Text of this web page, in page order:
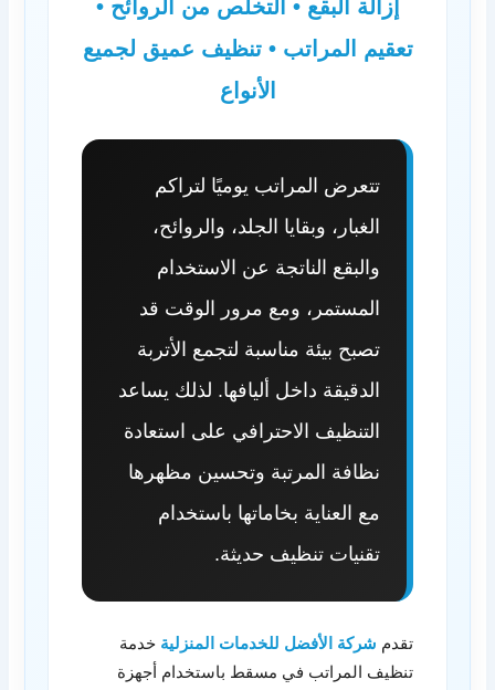
إزالة البقع • التخلص من الروائح •
تعقيم المراتب • تنظيف عميق لجميع
الأنواع
تتعرض المراتب يوميًا لتراكم
الغبار، وبقايا الجلد، والروائح،
والبقع الناتجة عن الاستخدام
المستمر، ومع مرور الوقت قد
تصبح بيئة مناسبة لتجمع الأتربة
الدقيقة داخل أليافها. لذلك يساعد
التنظيف الاحترافي على استعادة
نظافة المرتبة وتحسين مظهرها
مع العناية بخاماتها باستخدام
تقنيات تنظيف حديثة.
تقدم شركة الأفضل للخدمات المنزلية خدمة
تنظيف المراتب في مسقط باستخدام أجهزة